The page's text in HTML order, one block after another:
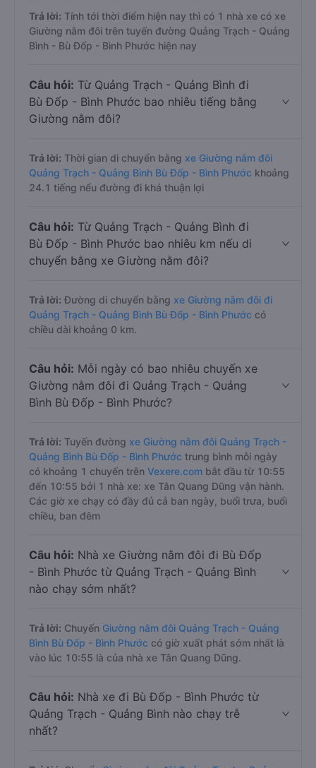
Trả lời: Tính tới thời điểm hiện nay thì có 1 nhà xe có xe
Giường nằm đôi trên tuyến đường Quảng Trạch - Quảng
Bình - Bù Đốp - Bình Phước hiện nay
Câu hỏi: Từ Quảng Trạch - Quảng Bình đi
Bù Đốp - Bình Phước bao nhiêu tiếng bằng
Giường nằm đôi?
Trả lời: Thời gian di chuyển bằng xe Giường nằm đôi
Quảng Trạch - Quảng Bình Bù Đốp - Bình Phước khoảng
24.1 tiếng nếu đường đi khá thuận lợi
Câu hỏi: Từ Quảng Trạch - Quảng Bình đi
Bù Đốp - Bình Phước bao nhiêu km nếu di
chuyển bằng xe Giường nằm đôi?
Trả lời: Đường di chuyển bằng xe Giường nằm đôi đi
Quảng Trạch - Quảng Bình Bù Đốp - Bình Phước có
chiều dài khoảng 0 km.
Câu hỏi: Mỗi ngày có bao nhiêu chuyến xe
Giường nằm đôi đi Quảng Trạch - Quảng
Bình Bù Đốp - Bình Phước?
Trả lời: Tuyến đường xe Giường nằm đôi Quảng Trạch -
Quảng Bình Bù Đốp - Bình Phước trung bình mỗi ngày
có khoảng 1 chuyến trên Vexere.com bắt đầu từ 10:55
đến 10:55 bởi 1 nhà xe: xe Tân Quang Dũng vận hành.
Các giờ xe chạy có đầy đủ cả ban ngày, buổi trưa, buổi
chiều, ban đêm
Câu hỏi: Nhà xe Giường nằm đôi đi Bù Đốp
- Bình Phước từ Quảng Trạch - Quảng Bình
nào chạy sớm nhất?
Trả lời: Chuyến Giường nằm đôi Quảng Trạch - Quảng
Bình Bù Đốp - Bình Phước có giờ xuất phát sớm nhất là
vào lúc 10:55 là của nhà xe Tân Quang Dũng.
Câu hỏi: Nhà xe đi Bù Đốp - Bình Phước từ
Quảng Trạch - Quảng Bình nào chạy trễ
nhất?